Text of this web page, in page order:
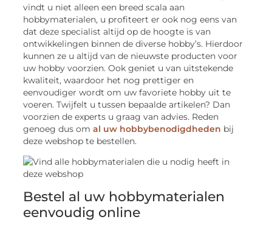
vindt u niet alleen een breed scala aan
hobbymaterialen, u profiteert er ook nog eens van
dat deze specialist altijd op de hoogte is van
ontwikkelingen binnen de diverse hobby’s. Hierdoor
kunnen ze u altijd van de nieuwste producten voor
uw hobby voorzien. Ook geniet u van uitstekende
kwaliteit, waardoor het nog prettiger en
eenvoudiger wordt om uw favoriete hobby uit te
voeren. Twijfelt u tussen bepaalde artikelen? Dan
voorzien de experts u graag van advies. Reden
genoeg dus omal uw hobbybenodigdheden bij
deze webshop te bestellen.
Bestel al uw hobbymaterialen
eenvoudig online